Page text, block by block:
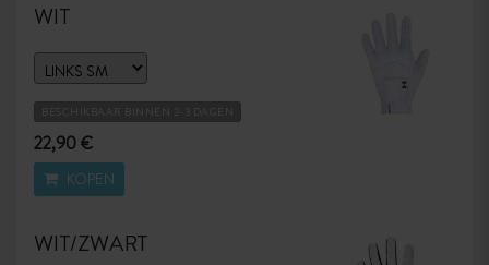
WIT
BESCHIKBAAR BINNEN 2-3 DAGEN
22,90 €
KOPEN
WIT/ZWART